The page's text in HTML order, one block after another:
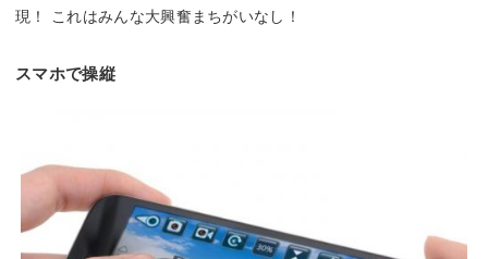
現！ これはみんな大興奮まちがいなし！
スマホで操縦